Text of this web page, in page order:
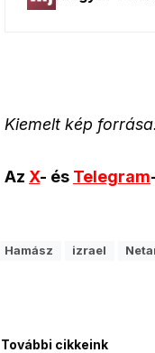
Kiemelt kép
Az X- és Telegram
Hamász izrael
További cikkeink